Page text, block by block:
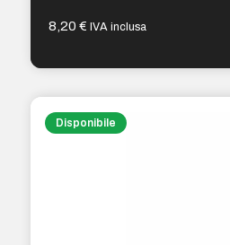
8,20€ IVA inclusa
Disponibile